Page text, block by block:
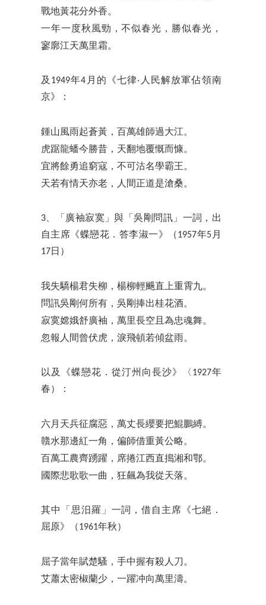
戰地黃花分外香。
一年一度秋風勁，不似春光，勝似春光，
寥廓江天萬里霜。
及1949年4月的《七律‧人民解放軍佔領南
京》：
鍾山風雨起蒼黃，百萬雄師過大江。
虎踞龍蟠今勝昔，天翻地覆慨而慷。
宜將餘勇追窮寇，不可沽名學霸王。
天若有情天亦老，人間正道是滄桑。
3、「廣袖寂寞」與「吳剛問訊」一詞，出
自主席《蝶戀花．答李淑一》（1957年5月
17日）
我失驕楊君失柳，楊柳輕颺直上重霄九。
問訊吳剛何所有，吳剛捧出桂花酒。
寂寞嫦娥舒廣袖，萬里長空且為忠魂舞。
忽報人間曾伏虎，淚飛頓若傾盆雨。
以及《蝶戀花．從汀州向長沙》〈1927年
春）：
六月天兵征腐惡，萬丈長纓要把鯤鵬縛。
贛水那邊紅一角，偏師借重黃公略。
百萬工農齊踴躍，席捲江西直搗湘和鄂。
國際悲歌歌一曲，狂飆為我從天落。
其中「思汨羅」一詞，借自主席《七絕．
屈原》（1961年秋）
屈子當年賦楚騷，手中握有殺人刀。
艾蕭太密椒蘭少，一躍冲向萬里濤。